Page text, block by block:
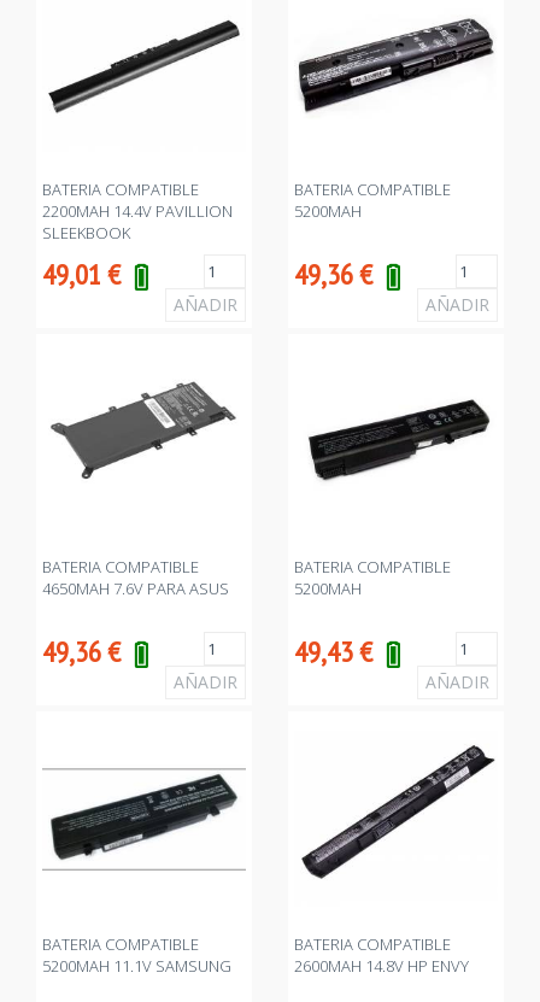
BATERIA COMPATIBLE
2200MAH 14.4V PAVILLION
SLEEKBOOK
49,01€
BATERIA COMPATIBLE
5200MAH
49,36€
BATERIA COMPATIBLE
4650MAH 7.6V PARA ASUS
49,36€
BATERIA COMPATIBLE
5200MAH
49,43€
BATERIA COMPATIBLE
5200MAH 11.1V SAMSUNG
BATERIA COMPATIBLE
2600MAH 14.8V HP ENVY